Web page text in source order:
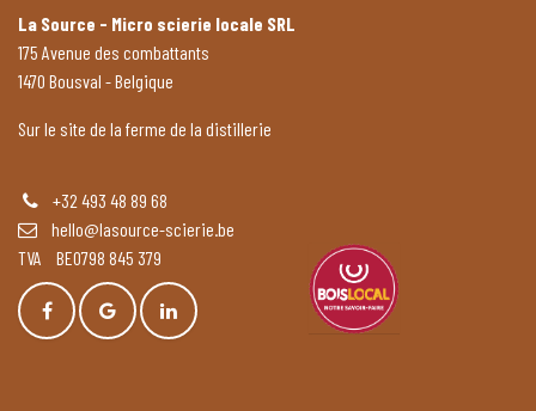
La Source - Micro scierie locale SRL
175 Avenue des combattants
1470 Bousval - Belgique
Sur le site de la ferme de la distillerie
+32 493 48 89 68
hello@lasource-scierie.be
TVA BE0798 845 379